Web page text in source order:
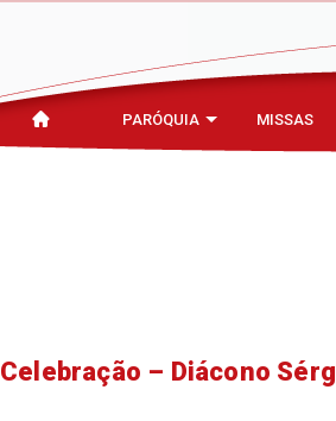
PARÓQUIA MISSAS
Celebração – Diácono